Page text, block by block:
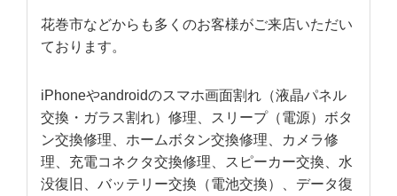
花巻市などからも多くのお客様がご来店いただい
ております。
iPhoneやandroidのスマホ画面割れ（液晶パネル
交換・ガラス割れ）修理、スリープ（電源）ボタ
ン交換修理、ホームボタン交換修理、カメラ修
理、充電コネクタ交換修理、スピーカー交換、水
没復旧、バッテリー交換（電池交換）、データ復